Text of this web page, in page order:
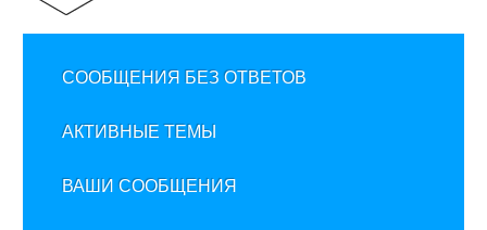
СООБЩЕНИЯ БЕЗ ОТВЕТОВ
АКТИВНЫЕ ТЕМЫ
ВАШИ СООБЩЕНИЯ